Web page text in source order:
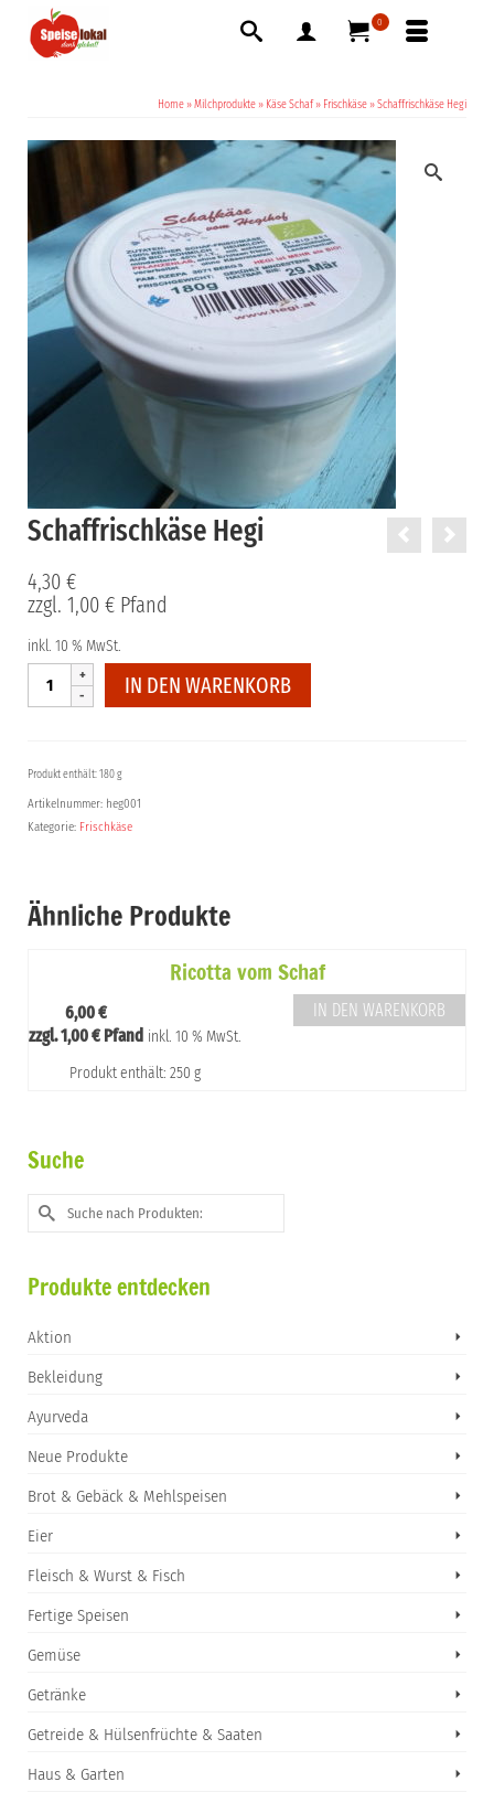
0
Home »Milchprodukte » Käse Schaf » Frischkäse »Schaffrischkäse Hegi
Schaffrischkäse Hegi
4,30 €
zzgl. 1,00 € Pfand
inkl. 10 % MwSt.
Schaffrischkäse
Hegi
IN DEN WARENKORB
Produkt enthält: 180 g
Artikelnummer: heg001
Kategorie: Frischkäse
Ähnliche Produkte
Ricotta vom Schaf
6,00€
zzgl.1,00€Pfand inkl. 10 % MwSt.
Produkt enthält: 250 g
IN DEN WARENKORB
Suche
Suche
nach:
Produkte entdecken
Aktion
Bekleidung
Ayurveda
Neue Produkte
Brot & Gebäck & Mehlspeisen
Eier
Fleisch & Wurst & Fisch
Fertige Speisen
Gemüse
Getränke
Getreide & Hülsenfrüchte & Saaten
Haus & Garten